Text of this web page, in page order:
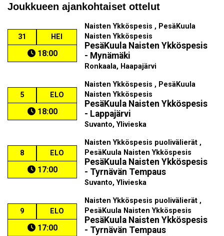
Joukkueen ajankohtaiset ottelut
31 HEI
18:00
Naisten Ykköspesis , PesäKuula
Naisten Ykköspesis
PesäKuula Naisten Ykköspesis
- Mynämäki
Ronkaala, Haapajärvi
5 ELO
18:00
Naisten Ykköspesis , PesäKuula
Naisten Ykköspesis
PesäKuula Naisten Ykköspesis
- Lappajärvi
Suvanto, Ylivieska
8 ELO
17:00
Naisten Ykköspesis puolivälierät ,
PesäKuula Naisten Ykköspesis
PesäKuula Naisten Ykköspesis
- Tyrnävän Tempaus
Suvanto, Ylivieska
9 ELO
17:00
Naisten Ykköspesis puolivälierät ,
PesäKuula Naisten Ykköspesis
PesäKuula Naisten Ykköspesis
- Tyrnävän Tempaus